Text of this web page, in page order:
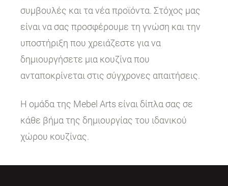
συμβουλές και τα νέα προϊόντα. Στόχος μας
είναι να σας προσφέρουμε τη γνώση και την
υποστήριξη που χρειάζεστε για να
δημιουργήσετε μια κουζίνα που
ανταποκρίνεται στις σύγχρονες απαιτήσεις.
Η ομάδα της Mebel Arts είναι δίπλα σας σε
κάθε βήμα της δημιουργίας του ιδανικού
χώρου κουζίνας.